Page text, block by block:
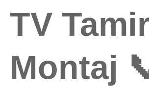
TV
Montaj